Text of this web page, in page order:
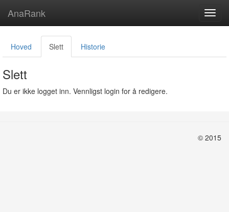
AnaRank
Hoved Slett Historie
Slett
Du er ikke logget inn. Vennligst login for å redigere.
© 2015